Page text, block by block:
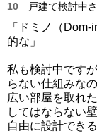
10 戸建て検討中
「ドミノ（
的な」
私も検討中です
らない仕組みな
広い部屋を取れ
してはならない
自由に設計でき